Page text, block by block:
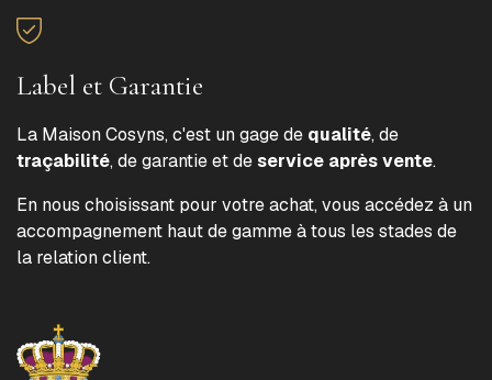
Label et Garantie
La Maison Cosyns, c'est un gage de qualité, de
traçabilité, de garantie et deservice après vente.
En nous choisissant pour votre achat, vous accédez à un
accompagnement haut de gamme à tous les stades de
la relation client.